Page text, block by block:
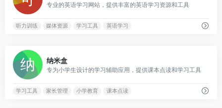
专业的英语学习网站，提供丰富的英语学习资源和工具
听力训练 媒体资源 学习工具 英语学习
纳米盒
专为小学生设计的学习辅助应用，提供课本点读和学习工具
学习工具 家长管理 小学教育 课本点读